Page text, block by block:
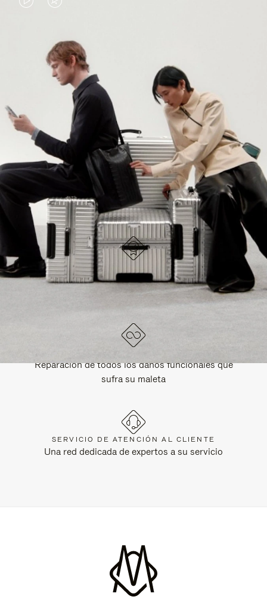
EL
NO
ESTÁ
PAUSADO,
PULSE
PARA
PAUSARLO.
EL
DEL
VÍDEO
ESTÁ
DESACTIVADO:
PULSE
PARA
ACTIVARLO.
SIGA DESCUBRIENDO LA COLECCIÓN
VER TODOS LOS BOLSOS RIMOWA
DISEÑO ALEMÁN
Cada artículo se somete a pruebas de calidad y se
inspecciona minuciosamente
Reparación de todos los daños funcionales que
sufra su maleta
SERVICIO DE ATENCIÓN AL CLIENTE
Una red dedicada de expertos a su servicio